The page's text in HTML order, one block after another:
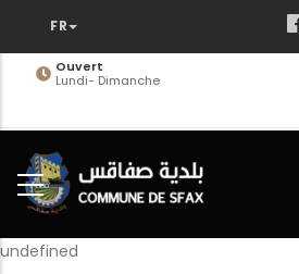
contenuOuvert
Lundi- Dimanche
undefined